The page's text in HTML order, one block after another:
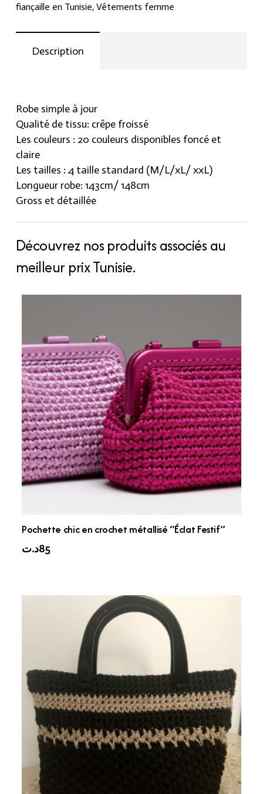
fiançaille en Tunisie, Vêtements femme
Description
Robe simple à jour
Qualité de tissu: crêpe froissé
Les couleurs : 20 couleurs disponibles foncé et
claire
Les tailles : 4 taille standard (M/L/xL/ xxL)
Longueur robe: 143cm/ 148cm
Gross et détaillée
Découvrez nos produits associés au
meilleur prix Tunisie.
Pochette chic en crochet métallisé “Éclat Festif”
85د.ت